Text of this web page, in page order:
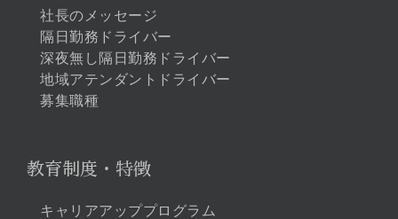
社長のメッセージ
隔日勤務ドライバー
深夜無し隔日勤務ドライバー
地域アテンダントドライバー
募集職種
教育制度・特徴
キャリアアッププログラム